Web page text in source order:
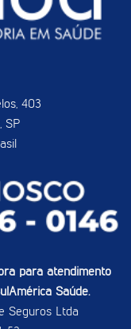
403
SP
para atendimento
Saúde.
Seguros Ltda